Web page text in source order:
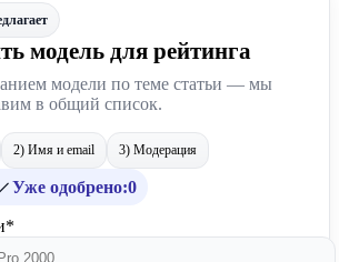
модель для рейтинга
модели по теме статьи — мы
в общий список.
2) Имя и email 3) Модерация
Уже одобрено:0